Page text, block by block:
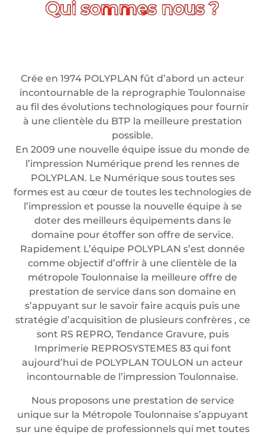
Crée en 1974 POLYPLAN fût d’abord un acteur
incontournable de la reprographie Toulonnaise
au fil des évolutions technologiques pour fournir
à une clientèle du BTP la meilleure prestation
possible.
En 2009 une nouvelle équipe issue du monde de
l’impression Numérique prend les rennes de
POLYPLAN. Le Numérique sous toutes ses
formes est au cœur de toutes les technologies de
l’impression et pousse la nouvelle équipe à se
doter des meilleurs équipements dans le
domaine pour étoffer son offre de service.
Rapidement L’équipe POLYPLAN s’est donnée
comme objectif d’offrir à une clientèle de la
métropole Toulonnaise la meilleure offre de
prestation de service dans son domaine en
s’appuyant sur le savoir faire acquis puis une
stratégie d’acquisition de plusieurs confrères , ce
sont RS REPRO, Tendance Gravure, puis
Imprimerie REPROSYSTEMES 83 qui font
aujourd’hui de POLYPLAN TOULON un acteur
incontournable de l’impression Toulonnaise.
Nous proposons une prestation de service
unique sur la Métropole Toulonnaise s’appuyant
sur une équipe de professionnels qui met toutes